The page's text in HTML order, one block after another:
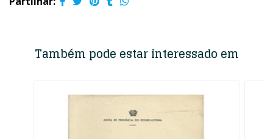
Também pode estar interessado em